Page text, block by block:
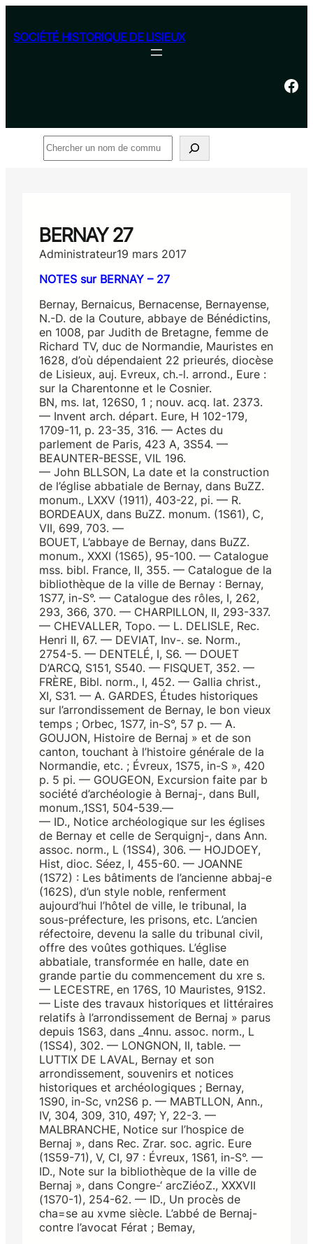
contenu
SOCIÉTÉ HISTORIQUE DE LISIEUX
Facebook
Rechercher
BERNAY 27
Administrateur19 mars 2017
NOTES sur BERNAY – 27
Bernay, Bernaicus, Bernacense, Bernayense,
N.-D. de la Couture, abbaye de Bénédictins,
en 1008, par Judith de Bretagne, femme de
Richard TV, duc de Normandie, Mauristes en
1628, d’où dépendaient 22 prieurés, diocèse
de Lisieux, auj. Evreux, ch.-l. arrond., Eure :
sur la Charentonne et le Cosnier.
BN, ms. lat, 126S0, 1 ; nouv. acq. lat. 2373.
— Invent arch. départ. Eure, H 102-179,
1709-11, p. 23-35, 316. — Actes du
parlement de Paris, 423 A, 3S54. —
BEAUNTER-BESSE, VIL 196.
— John BLLSON, La date et la construction
de l’église abbatiale de Bernay, dans BuZZ.
monum., LXXV (1911), 403-22, pi. — R.
BORDEAUX, dans BuZZ. monum. (1S61), C,
VII, 699, 703. —
BOUET, L’abbaye de Bernay, dans BuZZ.
monum., XXXI (1S65), 95-100. — Catalogue
mss. bibl. France, II, 355. — Catalogue de la
bibliothèque de la ville de Bernay : Bernay,
1S77, in-S°. — Catalogue des rôles, I, 262,
293, 366, 370. — CHARPILLON, II, 293-337.
— CHEVALLER, Topo. — L. DELISLE, Rec.
Henri II, 67. — DEVIAT, Inv-. se. Norm.,
2754-5. — DENTELÉ, I, S6. — DOUET
D’ARCQ, S151, S540. — FISQUET, 352. —
FRÈRE, Bibl. norm., I, 452. — Gallia christ.,
XI, S31. — A. GARDES, Études historiques
sur l’arrondissement de Bernay, le bon vieux
temps ; Orbec, 1S77, in-S°, 57 p. — A.
GOUJON, Histoire de Bernaj » et de son
canton, touchant à l’histoire générale de la
Normandie, etc. ; Évreux, 1S75, in-S », 420
p. 5 pi. — GOUGEON, Excursion faite par b
société d’archéologie à Bernaj-, dans Bull,
monum.,1SS1, 504-539.—
— ID., Notice archéologique sur les églises
de Bernay et celle de Serquignj-, dans Ann.
assoc. norm., L (1SS4), 306. — HOJDOEY,
Hist, dioc. Séez, I, 455-60. — JOANNE
(1S72) : Les bâtiments de l’ancienne abbaj-e
(162S), d’un style noble, renferment
aujourd’hui l’hôtel de ville, le tribunal, la
sous-préfecture, les prisons, etc. L’ancien
réfectoire, devenu la salle du tribunal civil,
offre des voûtes gothiques. L’église
abbatiale, transformée en halle, date en
grande partie du commencement du xre s.
— LECESTRE, en 176S, 10 Mauristes, 91S2.
— Liste des travaux historiques et littéraires
relatifs à l’arrondissement de Bernaj » parus
depuis 1S63, dans _4nnu. assoc. norm., L
(1SS4), 302. — LONGNON, II, table. —
LUTTIX DE LAVAL, Bernay et son
arrondissement, souvenirs et notices
historiques et archéologiques ; Bernay,
1S90, in-Sc, vn2S6 p. — MABTLLON, Ann.,
IV, 304, 309, 310, 497; Y, 22-3. —
MALBRANCHE, Notice sur l’hospice de
Bernaj », dans Rec. Zrar. soc. agric. Eure
(1S59-71), V, CI, 97 : Évreux, 1S61, in-S°. —
ID., Note sur la bibliothèque de la ville de
Bernaj », dans Congre-‘ arcZiéoZ., XXXVII
(1S70-1), 254-62. — ID., Un procès de
cha=se au xvme siècle. L’abbé de Bernaj-
contre l’avocat Férat ; Bemay,